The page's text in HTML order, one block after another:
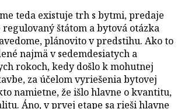
teda existuje trh s bytmi, predaje
regulovaný štátom a bytová otázka
plánovito v predstihu. Ako to
najmä v sedemdesiatych a
rokoch, kedy došlo k mohutnej
za účelom vyriešenia bytovej
namietne, že išlo hlavne o kvantitu,
Áno, v prvej etape sa rieši hlavne